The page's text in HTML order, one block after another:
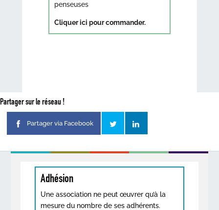
penseuses
Cliquer ici pour commander.
Partager sur le réseau !
Partager via Facebook
Adhésion
Une association ne peut œuvrer qu’à la
mesure du nombre de ses adhérents.